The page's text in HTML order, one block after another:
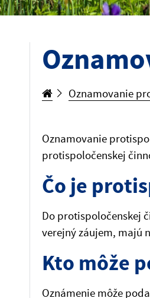
Oznamovanie
Oznamovanie
protispoločenskej
Čo je
Do protispoločenskej
verejný záujem, majú
Kto môže
Oznámenie môže